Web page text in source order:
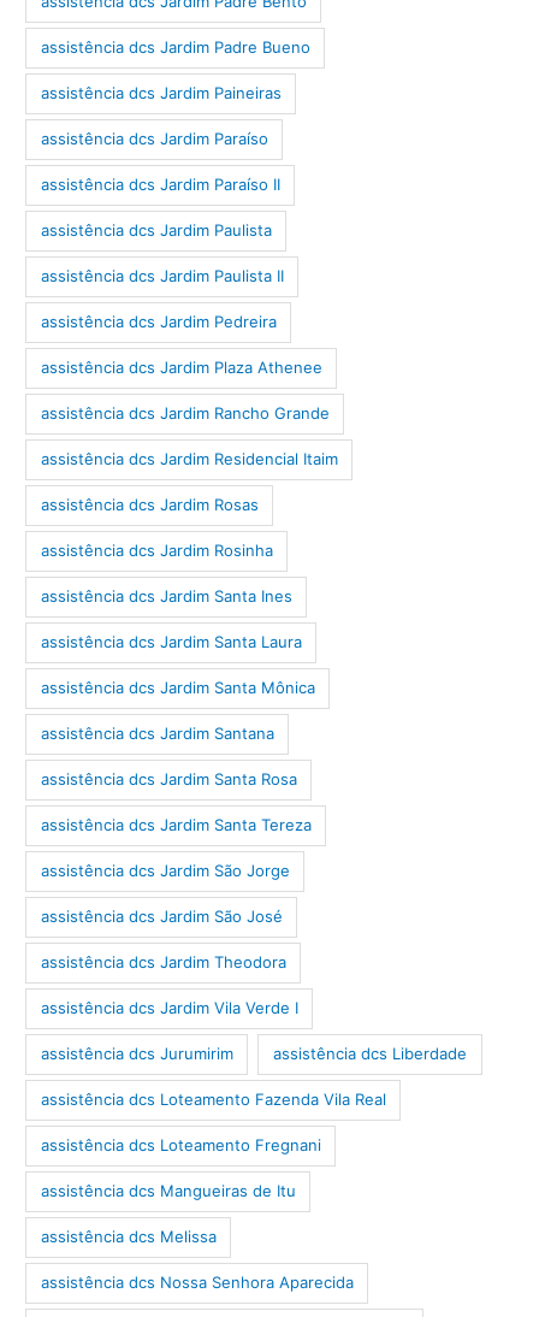
assistência dcs Jardim Padre Bueno
assistência dcs Jardim Paineiras
assistência dcs Jardim Paraíso
assistência dcs Jardim Paraíso II
assistência dcs Jardim Paulista
assistência dcs Jardim Paulista II
assistência dcs Jardim Pedreira
assistência dcs Jardim Plaza Athenee
assistência dcs Jardim Rancho Grande
assistência dcs Jardim Residencial Itaim
assistência dcs Jardim Rosas
assistência dcs Jardim Rosinha
assistência dcs Jardim Santa Ines
assistência dcs Jardim Santa Laura
assistência dcs Jardim Santa Mônica
assistência dcs Jardim Santana
assistência dcs Jardim Santa Rosa
assistência dcs Jardim Santa Tereza
assistência dcs Jardim São Jorge
assistência dcs Jardim São José
assistência dcs Jardim Theodora
assistência dcs Jardim Vila Verde I
assistência dcs Jurumirim assistência dcs Liberdade
assistência dcs Loteamento Fazenda Vila Real
assistência dcs Loteamento Fregnani
assistência dcs Mangueiras de Itu
assistência dcs Melissa
assistência dcs Nossa Senhora Aparecida